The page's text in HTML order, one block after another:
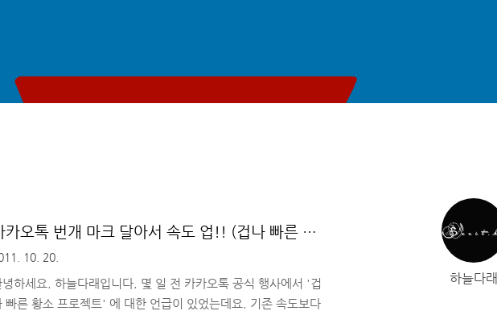
하늘다래
카오톡 번개 마크 달아서 속도 업!! (겁나 빠른 황
프로젝트)
10. 20.
녕하세요. 하늘다래입니다. 몇 일 전 카카오톡 공식 행사에서 '겁
빠른 황소 프로젝트' 에 대한 언급이 있었는데요. 기존 속도보다